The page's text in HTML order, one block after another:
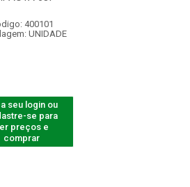
400101
UNIDADE
seu login ou
se para
preços e
comprar